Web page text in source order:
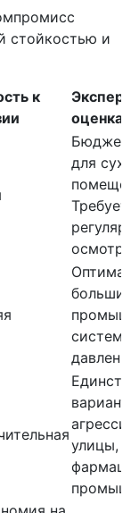
стойкостью и
к
оценка
для
Требует
осмотра.
систем
вариант
улицы,